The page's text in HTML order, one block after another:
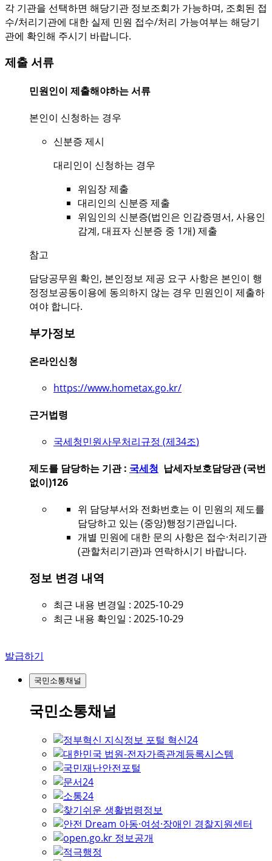
각 기관을 선택하면 해당기관 정보조회가 가능하며, 조회된 접
수/처리기관에 대한 실제 민원 접수/처리 가능여부는 해당기
관에 확인해 주시기 바랍니다.
제출 서류
민원인이 제출해야하는 서류
본인이 신청하는 경우
신분증 제시
대리인이 신청하는 경우
위임장 제출
대리인의 신분증 제출
위임인의 신분증(법인은 인감증명서, 사용인
감계, 대표자 신분증 중 1개) 제출
참고
담당공무원 확인, 본인정보 제공 요구 사항은 본인이 행
정정보공동이용에 동의하지 않는 경우 민원인이 제출하
여야 합니다.
부가정보
온라인신청
https://www.hometax.go.kr/
근거법령
국세청민원사무처리규정 (제34조)
제도를 담당하는 기관 : 국세청 납세자보호담당관 (국번
없이)126
위 담당부서와 전화번호는 이 민원의 제도를
담당하고 있는 (중앙)행정기관입니다.
개별 민원에 대한 문의 사항은 접수·처리기관
(관할처리기관)과 연락하시기 바랍니다.
정보 변경 내역
최근 내용 변경일 : 2025-10-29
최근 내용 확인일 : 2025-10-29
발급하기
국민소통채널
국민소통채널